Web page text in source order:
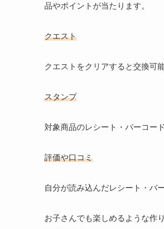
品やポイントが当たります。
クエスト
クエストをクリアすると交換可
スタンプ
対象商品のレシート・バーコー
評価や口コミ
自分が読み込んだレシート・バ
お子さんでも楽しめるような作